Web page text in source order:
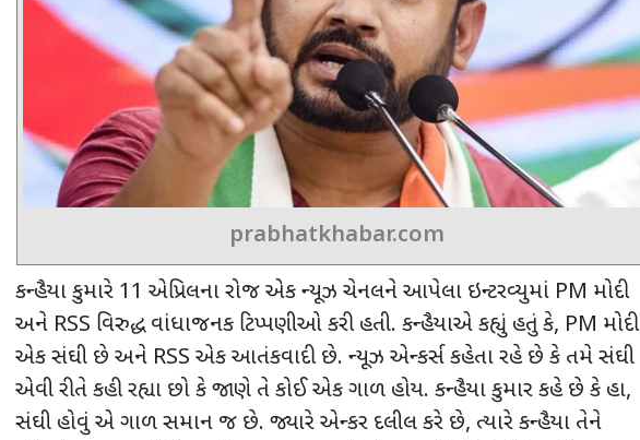
prabhatkhabar.com
કન્હૈયા કુમારે 11 એપ્રિલના રોજ એક ન્યૂઝ ચેનલને આપેલા ઇન્ટરવ્યુમાં PM મોદી
અને RSS વિરુદ્ધ વાંધાજનક ટિપ્પણીઓ કરી હતી. કન્હૈયાએ કહ્યું હતું કે, PM મોદી
એક સંઘી છે અને RSS એક આતંકવાદી છે. ન્યૂઝ એન્કર્સ કહેતા રહે છે કે તમે સંઘી
એવી રીતે કહી રહ્યા છો કે જાણે તે કોઈ એક ગાળ હોય. કન્હૈયા કુમાર કહે છે કે હા,
સંઘી હોવું એ ગાળ સમાન જ છે. જ્યારે એન્કર દલીલ કરે છે, ત્યારે કન્હૈયા તેને